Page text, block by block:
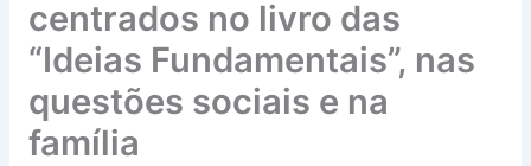
centrados no livro das
“Ideias Fundamentais”, nas
questões sociais e na
família